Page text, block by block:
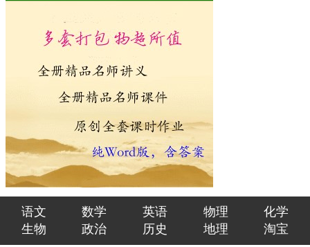
语文 数学 英语 物理
化学
生物
政治 历史 地理 淘宝